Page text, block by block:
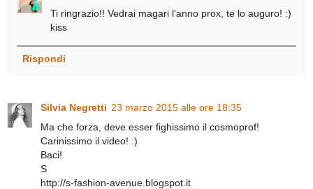
Ti ringrazio!! Vedrai magari l'anno prox, te lo auguro! :)
kiss
Rispondi
Silvia Negretti 23 marzo 2015 alle ore 18:35
Ma che forza, deve esser fighissimo il cosmoprof!
Carinissimo il video! :)
Baci!
S
http://s-fashion-avenue.blogspot.it